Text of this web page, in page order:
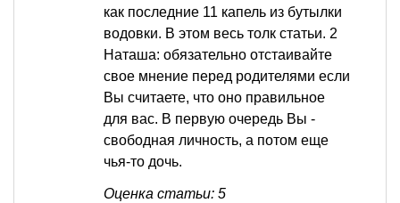
как последние 11 капель из бутылки
водовки. В этом весь толк статьи. 2
Наташа: обязательно отстаивайте
свое мнение перед родителями если
Вы считаете, что оно правильное
для вас. В первую очередь Вы -
свободная личность, а потом еще
чья-то дочь.
Оценка статьи: 5